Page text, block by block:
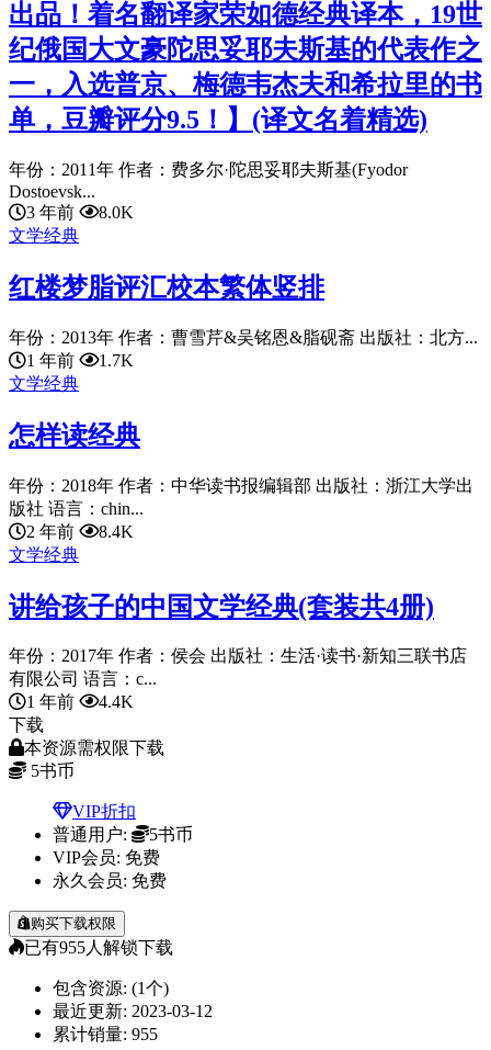
出品！着名翻译家荣如德经典译本，19世
纪俄国大文豪陀思妥耶夫斯基的代表作之
一，入选普京、梅德韦杰夫和希拉里的书
单，豆瓣评分9.5！】(译文名着精选)
年份：2011年 作者：费多尔·陀思妥耶夫斯基(Fyodor
Dostoevsk...
3 年前
8.0K
文学经典
红楼梦脂评汇校本繁体竖排
年份：2013年 作者：曹雪芹&吴铭恩&脂砚斋 出版社：北方...
1 年前
1.7K
文学经典
怎样读经典
年份：2018年 作者：中华读书报编辑部 出版社：浙江大学出
版社 语言：chin...
2 年前
8.4K
文学经典
讲给孩子的中国文学经典(套装共4册)
年份：2017年 作者：侯会 出版社：生活·读书·新知三联书店
有限公司 语言：c...
1 年前
4.4K
下载
本资源需权限下载
5书币
VIP折扣
普通用户:
5书币
VIP会员: 免费
永久会员: 免费
购买下载权限
已有955人解锁下载
包含资源: (1个)
最近更新: 2023-03-12
累计销量: 955